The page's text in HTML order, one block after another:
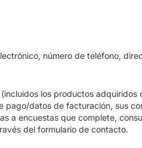
número de teléfono,
los productos adquiridos
pago/datos de facturación, sus
a encuestas que complete,
del formulario de contacto.